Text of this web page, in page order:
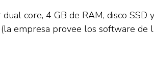
core, 4 GB de RAM, disco SSD
empresa provee los software de